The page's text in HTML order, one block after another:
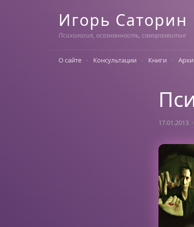
Игорь Саторин
Психология, осознанность, саморазвитие
О сайте Консультации Книги
17.01.2013